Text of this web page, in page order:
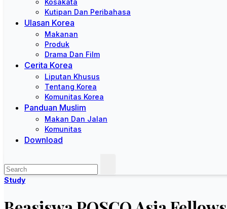
Kosakata
Kutipan Dan Peribahasa
Ulasan Korea
Makanan
Produk
Drama Dan Film
Cerita Korea
Liputan Khusus
Tentang Korea
Komunitas Korea
Panduan Muslim
Makan Dan Jalan
Komunitas
Download
Study